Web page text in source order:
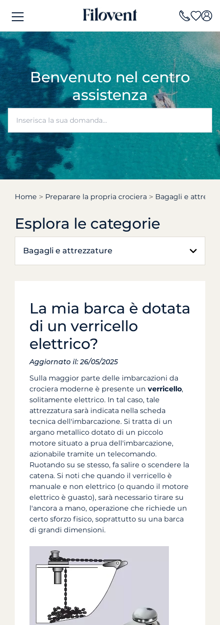
Benvenuto nel centro
assistenza
Home Preparare la propria crociera Bagagli e
Esplora le categorie
Bagagli e attrezzature
La mia barca è dotata
di un verricello
elettrico?
Aggiornato il: 26/05/2025
Sulla maggior parte delle imbarcazioni da
crociera moderne è presente un verricello,
solitamente elettrico. In tal caso, tale
attrezzatura sarà indicata nella scheda
tecnica dell'imbarcazione. Si tratta di un
argano metallico dotato di un piccolo
motore situato a prua dell'imbarcazione,
azionabile tramite un telecomando.
Ruotando su se stesso, fa salire o scendere la
catena. Si noti che quando il verricello è
manuale e non elettrico (o quando il motore
elettrico è guasto), sarà necessario tirare su
l'ancora a mano, operazione che richiede un
certo sforzo fisico, soprattutto su una barca
di grandi dimensioni.